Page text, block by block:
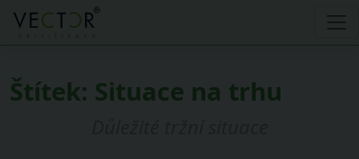
Štítek: Situace na trhu